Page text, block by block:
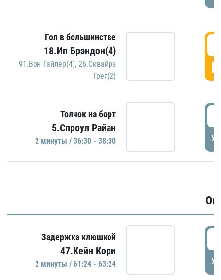
Гол в большинстве
18.Ип Брэндон(4)
91.Вон Тайлер(4), 26.Сквайрз
Грег(2)
Толчок на борт
5.Спроул Райан
2 минуты / 36:30 - 38:30
Задержка клюшкой
47.Кейн Кори
2 минуты / 61:24 - 63:24